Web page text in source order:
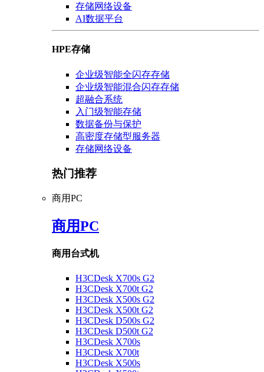
存储网络设备
AI数据平台
HPE存储
企业级智能全闪存存储
企业级智能混合闪存存储
超融合系统
入门级智能存储
数据备份与保护
高密度存储型服务器
存储网络设备
热门推荐
商用PC
商用PC
商用台式机
H3CDesk X700s G2
H3CDesk X700t G2
H3CDesk X500s G2
H3CDesk X500t G2
H3CDesk D500s G2
H3CDesk D500t G2
H3CDesk X700s
H3CDesk X700t
H3CDesk X500s